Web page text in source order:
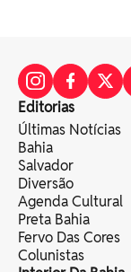
Editorias
Últimas Notícias
Bahia
Salvador
Diversão
Agenda Cultural
Preta Bahia
Fervo Das Cores
Colunistas